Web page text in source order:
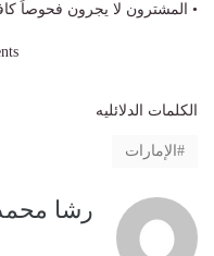
• المشترون لا يجرون فحوصاً
الكلمات الدلائليه
الإمارات
رشا